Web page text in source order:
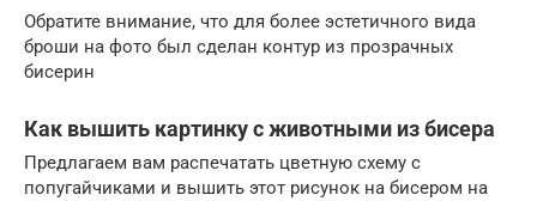
Обратите внимание, что для более эстетичного вида
броши на фото был сделан контур из прозрачных
бисерин
Как вышить картинку с животными из бисера
Предлагаем вам распечатать цветную схему с
попугайчиками и вышить этот рисунок на бисером на